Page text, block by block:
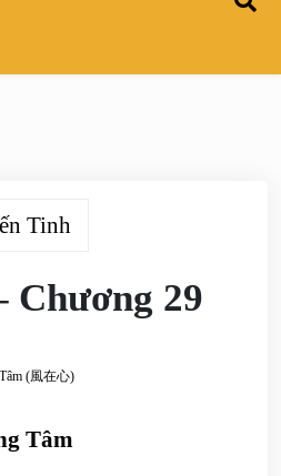
Tinh
Chương 29
(風在心)
Tâm